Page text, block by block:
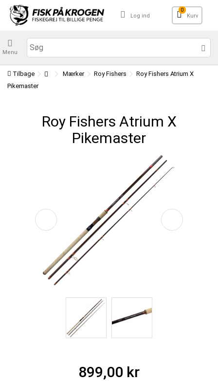
Log ind
0
Kurv
Menu
Tilbage Mærker Roy Fishers
Roy Fishers Atrium X
Pikemaster
Roy Fishers Atrium X
Pikemaster
899,00 kr